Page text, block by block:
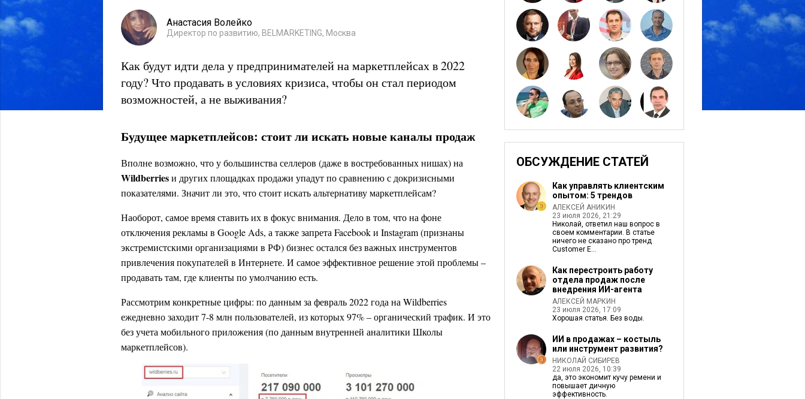
Анастасия Волейко
Директор по развитию, BELMARKETING, Москва
Как будут идти дела у предпринимателей на маркетплейсах в 2022
году? Что продавать в условиях кризиса, чтобы он стал периодом
возможностей, а не выживания?
Будущее маркетплейсов: стоит ли искать новые каналы продаж
Вполне возможно, что у большинства селлеров (даже в востребованных нишах) на
Wildberriesи других площадках продажи упадут по сравнению с докризисными
показателями. Значит ли это, что стоит искать альтернативу маркетплейсам?
Наоборот, самое время ставить их в фокус внимания. Дело в том, что на фоне
отключения рекламы в Google Ads, а также запрета Facebook и Instagram (признаны
экстремистскими организациями в РФ) бизнес остался без важных инструментов
привлечения покупателей в Интернете. И самое эффективное решение этой проблемы –
продавать там, где клиенты по умолчанию есть.
Рассмотрим конкретные цифры: по данным за февраль 2022 года на Wildberries
ежедневно заходит 7-8 млн пользователей, из которых 97% – органический трафик. И это
без учета мобильного приложения (по данным внутренней аналитики Школы
маркетплейсов).
ОБСУЖДЕНИЕ СТАТЕЙ
Как управлять клиентским
опытом: 5 трендов
АЛЕКСЕЙ АНИКИН
23 июля 2026, 21:29
Николай, ответил наш вопрос в
своем комментарии. В статье
ничего не сказано про тренд
Customer E...
Как перестроить работу
отдела продаж после
внедрения ИИ-агента
АЛЕКСЕЙ МАРКИН
23 июля 2026, 17:09
Хорошая статья. Без воды.
ИИ в продажах – костыль
или инструмент развития?
НИКОЛАЙ СИБИРЕВ
22 июля 2026, 10:39
да, это экономит кучу ремени и
повышает дичную
эффективность.